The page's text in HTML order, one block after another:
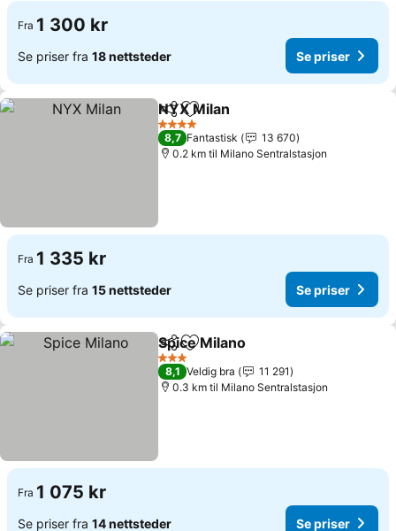
Fra 1 300 kr
Se priser fra 18 nettsteder Se priser
Del Legg til i favoritter
NYX Milan
4 Stjerner
8,7 Fantastisk
13 670
0.2 km til Milano Sentralstasjon
Fra 1 335 kr
Se priser fra 15 nettsteder Se priser
Del Legg til i favoritter
Spice Milano
3 Stjerner
8,1 Veldig bra
11 291
0.3 km til Milano Sentralstasjon
Fra 1 075 kr
Se priser fra 14 nettsteder Se priser